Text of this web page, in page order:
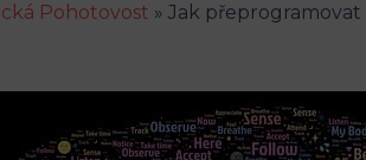
Pohotovost » Jak přeprogramovat